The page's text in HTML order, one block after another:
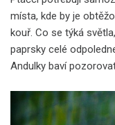
místa, kde by je
kouř. Co se týká
paprsky celé
Andulky baví